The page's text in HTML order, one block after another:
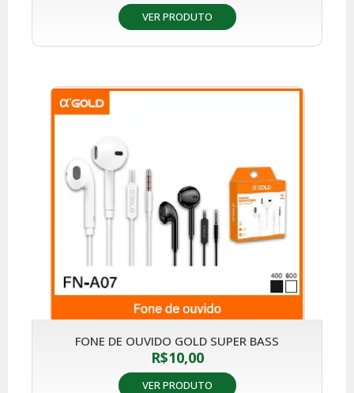
VER PRODUTO
FONE DE OUVIDO GOLD SUPER BASS
R$10,00
VER PRODUTO